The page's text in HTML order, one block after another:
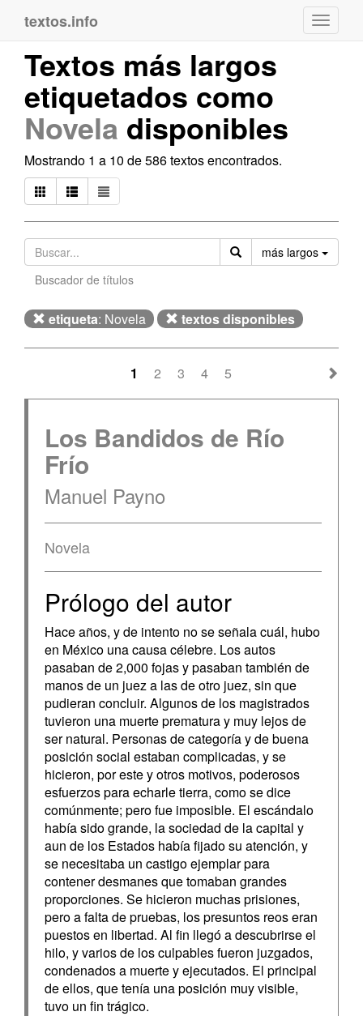
textos.info
Textos más largos
etiquetados como
Novela disponibles
Mostrando 1 a 10 de 586 textos encontrados.
más largos
Buscador de títulos
etiqueta: Novela textos disponibles
1 2 3 4 5
Los Bandidos de Río
Frío
Manuel Payno
Novela
Prólogo del autor
Hace años, y de intento no se señala cuál, hubo
en México una causa célebre. Los autos
pasaban de 2,000 fojas y pasaban también de
manos de un juez a las de otro juez, sin que
pudieran concluir. Algunos de los magistrados
tuvieron una muerte prematura y muy lejos de
ser natural. Personas de categoría y de buena
posición social estaban complicadas, y se
hicieron, por este y otros motivos, poderosos
esfuerzos para echarle tierra, como se dice
comúnmente; pero fue imposible. El escándalo
había sido grande, la sociedad de la capital y
aun de los Estados había fijado su atención, y
se necesitaba un castigo ejemplar para
contener desmanes que tomaban grandes
proporciones. Se hicieron muchas prisiones,
pero a falta de pruebas, los presuntos reos eran
puestos en libertad. Al fin llegó a descubrirse el
hilo, y varios de los culpables fueron juzgados,
condenados a muerte y ejecutados. El principal
de ellos, que tenía una posición muy visible,
tuvo un fin trágico.